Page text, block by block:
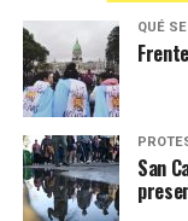
QUÉ
San